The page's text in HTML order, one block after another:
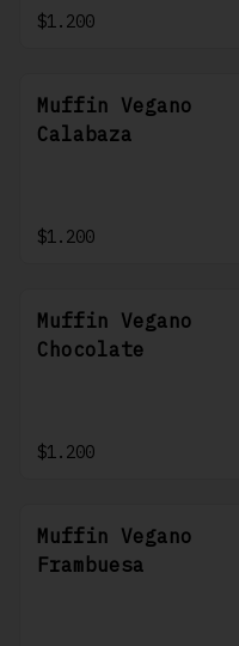
$1.200
Muffin Vegano
Calabaza
$1.200
Muffin Vegano
Chocolate
$1.200
Muffin Vegano
Frambuesa